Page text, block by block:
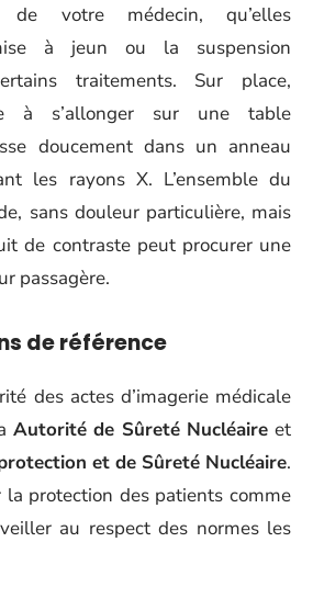
de votre médecin, qu’elles
à jeun ou la suspension
traitements. Sur place,
à s’allonger sur une table
doucement dans un anneau
les rayons X. L’ensemble du
sans douleur particulière, mais
de contraste peut procurer une
passagère.
de référence
des actes d’imagerie médicale
Autorité de Sûreté Nucléaire et
et de Sûreté Nucléaire.
protection des patients comme
au respect des normes les